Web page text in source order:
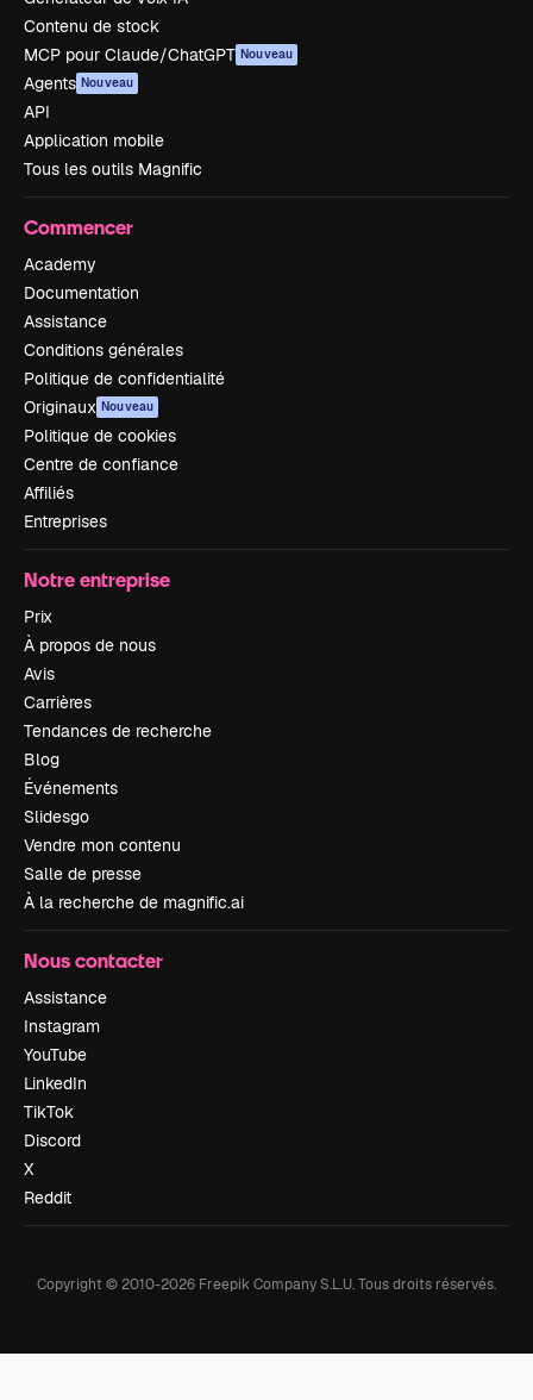
Contenu de stock
MCP pour Claude/ChatGPT Nouveau
Agents Nouveau
API
Application mobile
Tous les outils Magnific
Commencer
Academy
Documentation
Assistance
Conditions générales
Politique de confidentialité
Originaux Nouveau
Politique de cookies
Centre de confiance
Affiliés
Entreprises
Notre entreprise
Prix
À propos de nous
Avis
Carrières
Tendances de recherche
Blog
Événements
Slidesgo
Vendre mon contenu
Salle de presse
À la recherche de magnific.ai
Nous contacter
Assistance
Instagram
YouTube
LinkedIn
TikTok
Discord
X
Reddit
Copyright © 2010-2026 Freepik Company S.L.U.Tous droits réservés.